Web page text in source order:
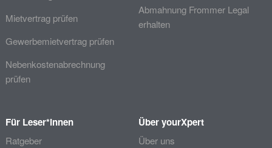
Mietvertrag prüfen
Gewerbemietvertrag prüfen
Nebenkostenabrechnung
prüfen
Abmahnung Frommer Legal
erhalten
Für Leser*innen
Ratgeber
Über yourXpert
Über uns